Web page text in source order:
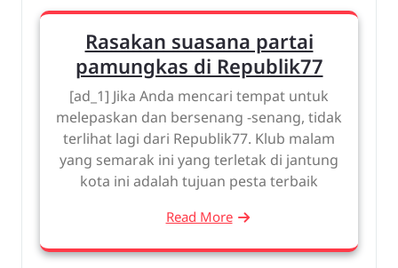
Rasakan suasana partai
pamungkas di Republik77
[ad_1] Jika Anda mencari tempat untuk
melepaskan dan bersenang -senang, tidak
terlihat lagi dari Republik77. Klub malam
yang semarak ini yang terletak di jantung
kota ini adalah tujuan pesta terbaik
Read More